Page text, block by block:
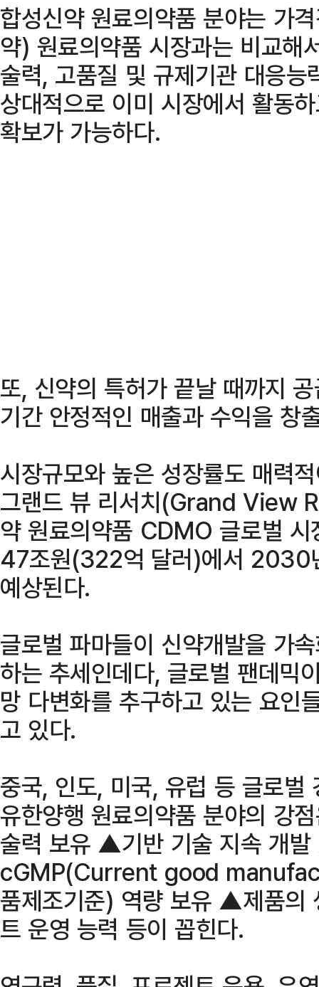
합성신약 원료의약품 분야는 가
약) 원료의약품 시장과는 비교해
술력, 고품질 및 규제기관 대응
상대적으로 이미 시장에서 활동
확보가 가능하다.
또, 신약의 특허가 끝날 때까지
기간 안정적인 매출과 수익을 창
시장규모와 높은 성장률도 매력
그랜드 뷰 리서치(Grand View
약 원료의약품 CDMO 글로벌
47조원(322억 달러)에서 2030
예상된다.
글로벌 파마들이 신약개발을 가
하는 추세인데다, 글로벌 팬데
망 다변화를 추구하고 있는 요인
고 있다.
중국, 인도, 미국, 유럽 등 글로벌
유한양행 원료의약품 분야의
술력 보유 ▲기반 기술 지속 개
cGMP(Current good
품제조기준) 역량 보유 ▲제품의
트 운영 능력 등이 꼽힌다.